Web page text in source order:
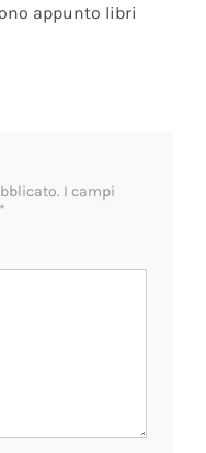
appunto libri
I campi
*